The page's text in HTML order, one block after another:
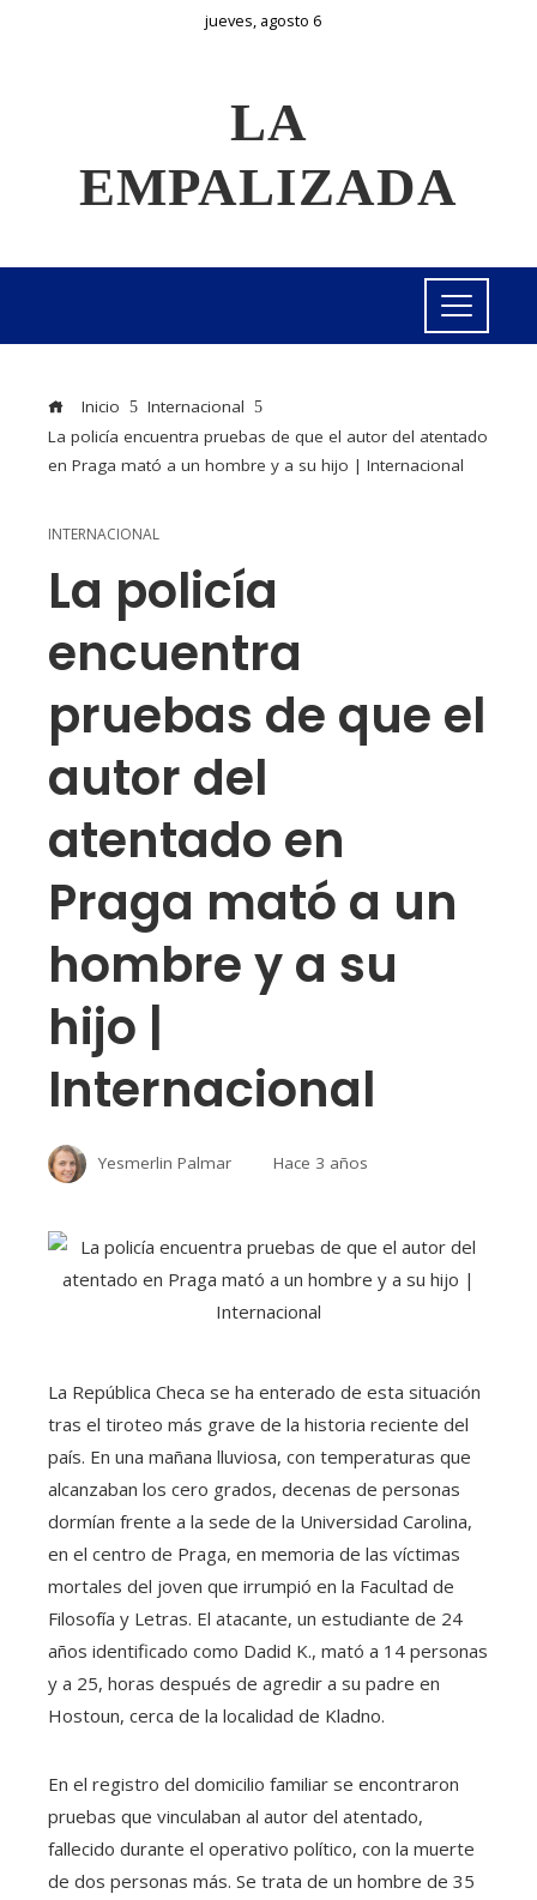
jueves, agosto 6
LA
EMPALIZADA
Inicio
Internacional
La policía encuentra pruebas de que el autor del atentado
en Praga mató a un hombre y a su hijo | Internacional
INTERNACIONAL
La policía
encuentra
pruebas de que el
autor del
atentado en
Praga mató a un
hombre y a su
hijo |
Internacional
Yesmerlin Palmar Hace 3 años
La República Checa se ha enterado de esta situación
tras el tiroteo más grave de la historia reciente del
país. En una mañana lluviosa, con temperaturas que
alcanzaban los cero grados, decenas de personas
dormían frente a la sede de la Universidad Carolina,
en el centro de Praga, en memoria de las víctimas
mortales del joven que irrumpió en la Facultad de
Filosofía y Letras. El atacante, un estudiante de 24
años identificado como Dadid K., mató a 14 personas
y a 25, horas después de agredir a su padre en
Hostoun, cerca de la localidad de Kladno.
En el registro del domicilio familiar se encontraron
pruebas que vinculaban al autor del atentado,
fallecido durante el operativo político, con la muerte
de dos personas más. Se trata de un hombre de 35